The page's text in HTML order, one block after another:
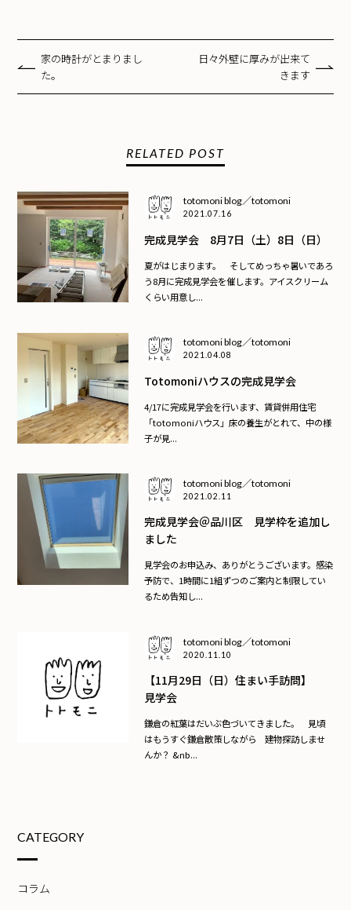
家の時計がとまりまし
た。
日々外壁に厚みが出来て
きます
RELATED POST
totomoni blog／totomoni
2021.07.16
完成見学会 8月7日（土）8日（日）
夏がはじまります。 そしてめっちゃ暑いであろ
う8月に完成見学会を催します。アイスクリーム
くらい用意し...
totomoni blog／totomoni
2021.04.08
Totomoniハウスの完成見学会
4/17に完成見学会を行います、賃貸併用住宅
「totomoniハウス」床の養生がとれて、中の様
子が見...
totomoni blog／totomoni
2021.02.11
完成見学会＠品川区 見学枠を追加し
ました
見学会のお申込み、ありがとうございます。感染
予防で、1時間に1組ずつのご案内と制限してい
るため告知し...
totomoni blog／totomoni
2020.11.10
【11月29日（日）住まい手訪問】
見学会
鎌倉の紅葉はだいぶ色づいてきました。 見頃
はもうすぐ鎌倉散策しながら 建物探訪しませ
んか？ &nb...
CATEGORY
コラム